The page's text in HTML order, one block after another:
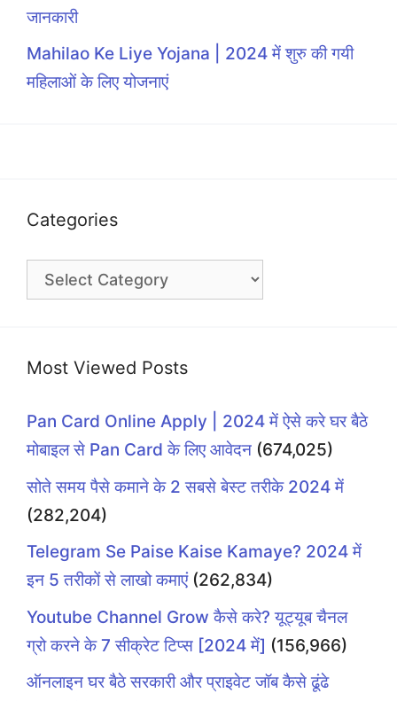
जानकारी
Mahilao Ke Liye Yojana | 2024 में शुरु की गयी
महिलाओं के लिए योजनाएं
Categories
Categories
Most Viewed Posts
Pan Card Online Apply | 2024 में ऐसे करे घर बैठे
मोबाइल से Pan Card के लिए आवेदन (674,025)
सोते समय पैसे कमाने के 2 सबसे बेस्ट तरीके 2024 में
(282,204)
Telegram Se Paise Kaise Kamaye? 2024 में
इन 5 तरीकों से लाखो कमाएं (262,834)
Youtube Channel Grow कैसे करे? यूट्यूब चैनल
ग्रो करने के 7 सीक्रेट टिप्स [2024 में] (156,966)
ऑनलाइन घर बैठे सरकारी और प्राइवेट जॉब कैसे ढूंढे